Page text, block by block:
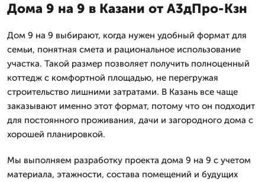
Дома 9 на 9 в Казани от А3дПро-Кзн
Дом 9 на 9 выбирают, когда нужен удобный формат для
семьи, понятная смета и рациональное использование
участка. Такой размер позволяет получить полноценный
коттедж с комфортной площадью, не перегружая
строительство лишними затратами. В Казань все чаще
заказывают именно этот формат, потому что он подходит
для постоянного проживания, дачи и загородного дома с
хорошей планировкой.
Мы выполняем разработку проекта дома 9 на 9 с учетом
материала, этажности, состава помещений и будущих